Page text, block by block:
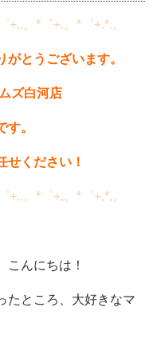
+..。*゜+.。*゜+.*.。
とうございます。
ズ白河店
。
せください！
+..。*゜+.。*゜+.*.。
こんにちは！
たところ、大好きなマ